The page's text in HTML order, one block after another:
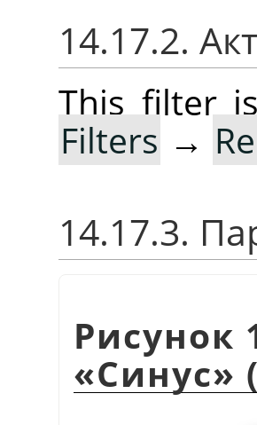
14.17.2.
This filter
Filters →
14.17.3.
Рисунок
«Синус»